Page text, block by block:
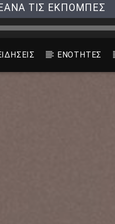
ΤΙΣ ΕΚΠΟΜΠΕΣ
ΕΝΟΤΗΤΕΣ